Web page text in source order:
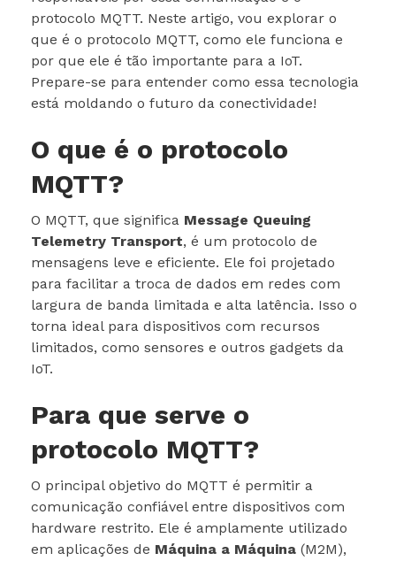
protocolo MQTT. Neste artigo, vou explorar o
que é o protocolo MQTT, como ele funciona e
por que ele é tão importante para a IoT.
Prepare-se para entender como essa tecnologia
está moldando o futuro da conectividade!
O que é o protocolo
MQTT?
O MQTT, que significa Message Queuing
Telemetry Transport, é um protocolo de
mensagens leve e eficiente. Ele foi projetado
para facilitar a troca de dados em redes com
largura de banda limitada e alta latência. Isso o
torna ideal para dispositivos com recursos
limitados, como sensores e outros gadgets da
IoT.
Para que serve o
protocolo MQTT?
O principal objetivo do MQTT é permitir a
comunicação confiável entre dispositivos com
hardware restrito. Ele é amplamente utilizado
em aplicações de Máquina a Máquina (M2M),